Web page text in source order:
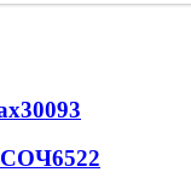
30093
СОЧ6522